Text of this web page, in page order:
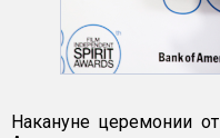
Накануне церемонии